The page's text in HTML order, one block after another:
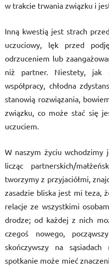
w trakcie trwania związku i
Inną kwestią jest strach
uczuciowy, lęk przed
odrzuceniem lub
niż partner. Niestety, jak
współpracy, chłodna
stanowią rozwiązania,
związku, co może stać się
uczuciem.
W naszym życiu wchodzimy
licząc partnerskich/
tworzymy z przyjaciółmi,
zasadzie bliska jest mi teza,
relacje ze wszystkimi
drodze; od każdej z nich
czegoś nowego,
skończywszy na sąsiadach
spotkanie może mieć